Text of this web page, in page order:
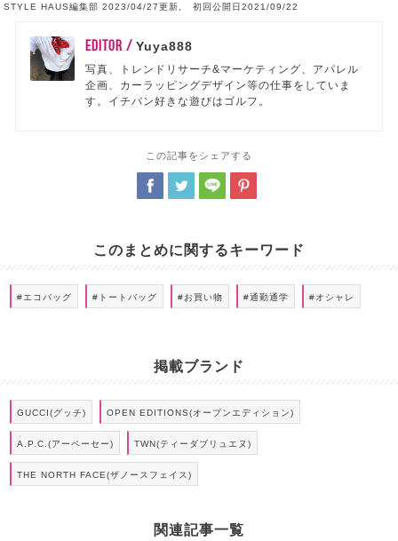
STYLE HAUS編集部 2023/04/27更新, 初回公開日2021/09/22
EDITOR /Yuya888
写真、トレンドリサーチ&マーケティング、アパレル
企画、カーラッピングデザイン等の仕事をしていま
す。イチバン好きな遊びはゴルフ。
この記事をシェアする
このまとめに関するキーワード
#エコバッグ #トートバッグ #お買い物 #通勤通学 #オシャレ
掲載ブランド
GUCCI(グッチ) OPEN EDITIONS(オープンエディション)
A.P.C.(アーペーセー) TWN(ティーダブリュエヌ)
THE NORTH FACE(ザノースフェイス)
関連記事一覧